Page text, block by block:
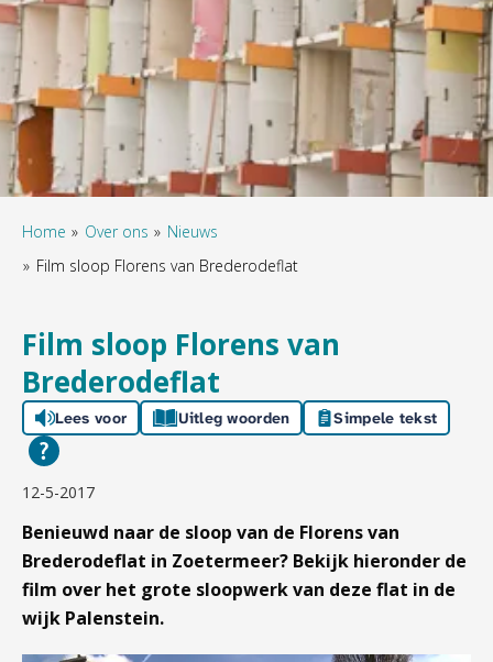
Home Over ons
Nieuws
Film sloop Florens van Brederodeflat
Film sloop Florens van
Brederodeflat
Lees voor Uitleg woorden Simpele tekst
12-5-2017
Benieuwd naar de sloop van de Florens van
Brederodeflat in Zoetermeer? Bekijk hieronder de
film over het grote sloopwerk van deze flat in de
wijk Palenstein.